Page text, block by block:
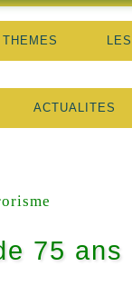
THEMES
ACTUALITES
75